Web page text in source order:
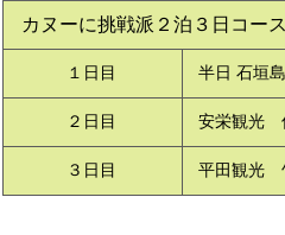
カヌーに挑戦派２泊３日コ
１日目 半日 石垣
２日目 安栄観光
３日目 平田観光